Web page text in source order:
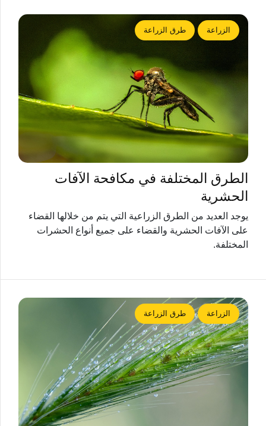
الزراعة طرق الزراعة
الطرق المختلفة في مكافحة الآفات
الحشرية
يوجد العديد من الطرق الزراعية التي يتم من خلالها القضاء
على الآفات الحشرية والقضاء على جميع أنواع الحشرات
المختلفة.
الزراعة طرق الزراعة